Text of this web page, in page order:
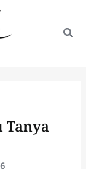
Tanya